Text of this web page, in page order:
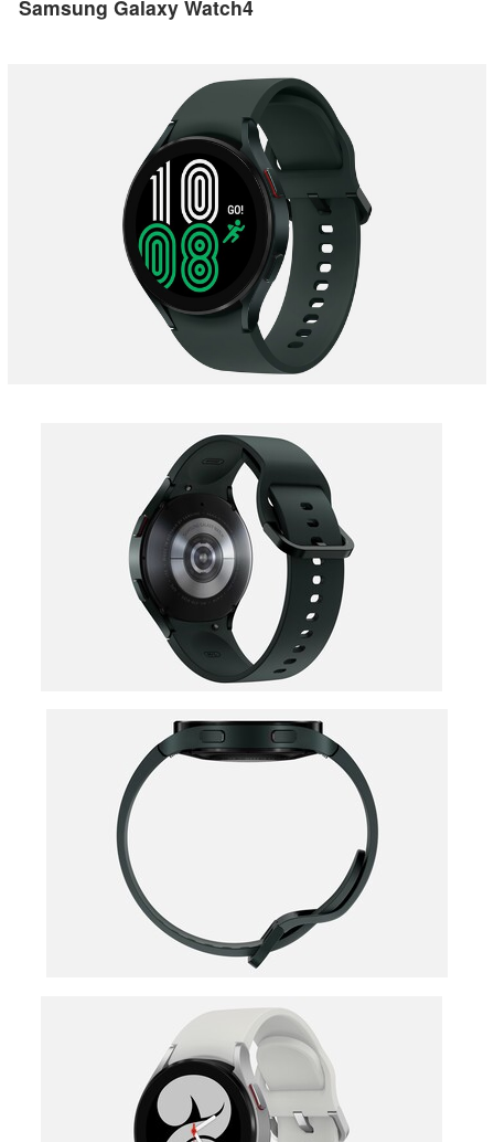
Samsung Galaxy Watch4